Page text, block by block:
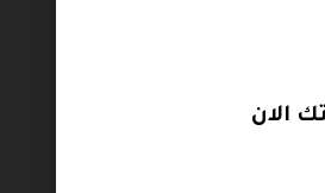
التحقق به.
الان